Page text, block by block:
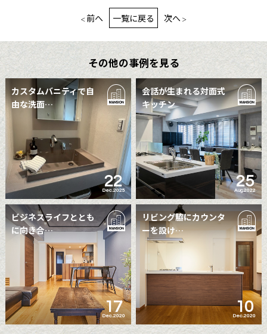
前へ 一覧に戻る 次へ
その他の事例を見る
カスタムバニティで自
由な洗面…
22
Dec.2025
会話が生まれる対面式
キッチン
25
Aug.2022
ビジネスライフととも
に向き合…
17
Dec.2020
リビング脇にカウンタ
ーを設け…
10
Dec.2020